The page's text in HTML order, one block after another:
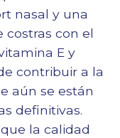
nasal y una
costras con el
E y
contribuir a la
aún se están
definitivas.
la calidad